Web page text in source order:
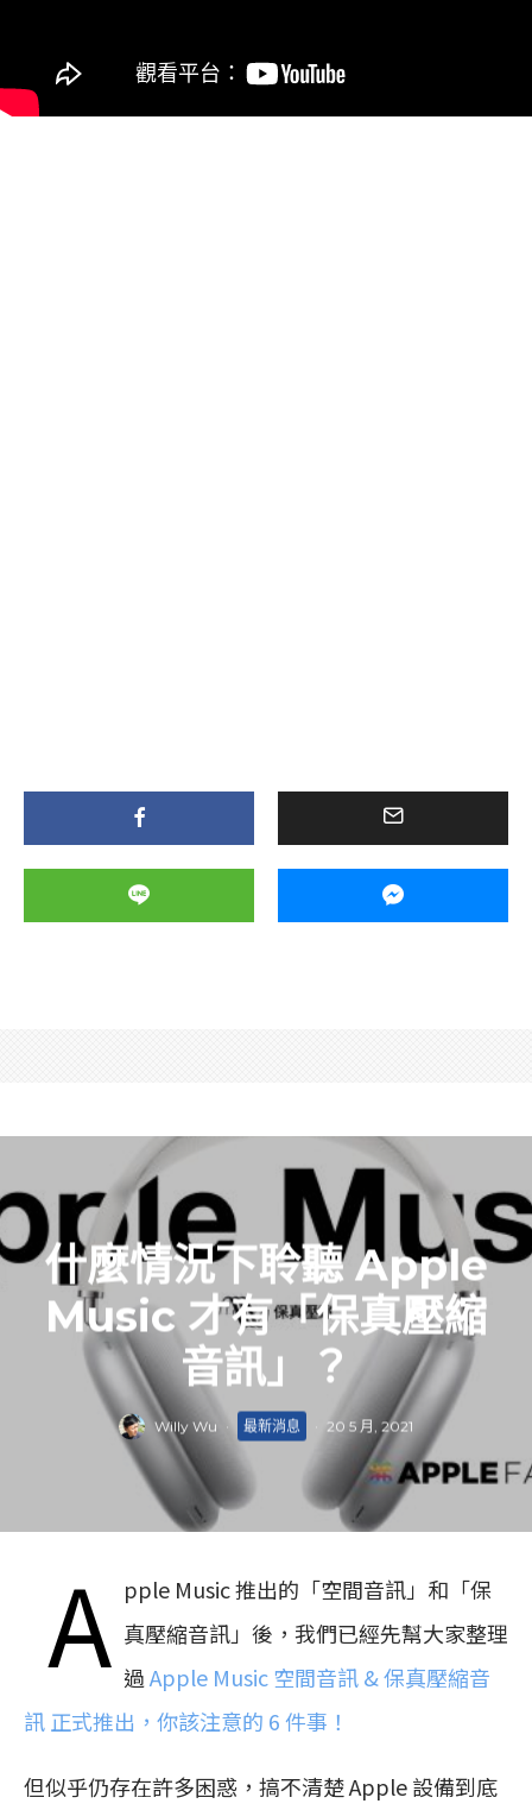
什麼情況下聆聽 Apple
Music 才有「保真壓縮
音訊」？
Willy Wu · 最新消息 20 5 月, 2021
A pple Music 推出的「空間音訊」和「保
真壓縮音訊」後，我們已經先幫大家整理
過Apple Music 空間音訊 & 保真壓縮音
訊 正式推出，你該注意的 6 件事！
但似乎仍存在許多困惑，搞不清楚 Apple 設備到底